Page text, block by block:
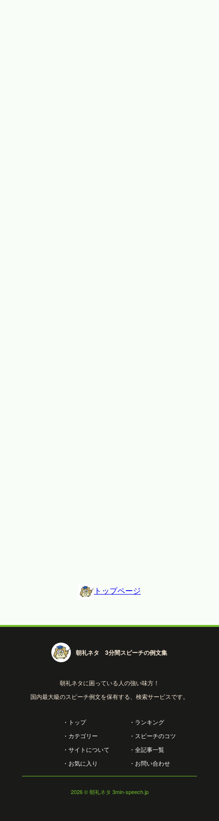
トップページ
朝礼ネタ 3分間スピーチの例文集
朝礼ネタに困っている人の強い味方！
国内最大級のスピーチ例文を保有する、検索サービスです。
・トップ
・カテゴリー
・サイトについて
・お気に入り
・ランキング
・スピーチのコツ
・全記事一覧
・お問い合わせ
2026© 朝礼ネタ 3min-speech.jp